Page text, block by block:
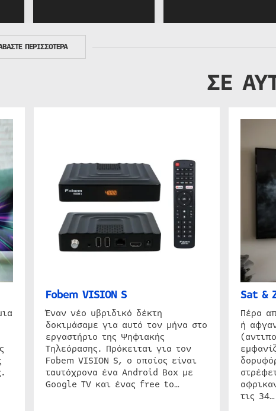
ΠΕΡΙΣΣΟΤΕΡΑ
ΣΕ
Fobem VISION S
Έναν νέο υβριδικό δέκτη
δοκιμάσαμε για αυτό τον μήνα στο
εργαστήριο της Ψηφιακής
Τηλεόρασης. Πρόκειται για τον
Fobem VISION S, ο οποίος είναι
ταυτόχρονα ένα Android Box με
Google TV και ένας free to…
Sat &
Πέρα
ή
τις 34…